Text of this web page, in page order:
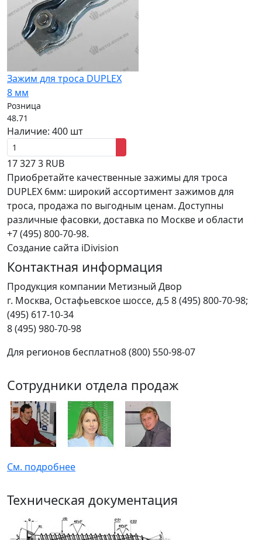
Зажим для троса DUPLEX
8 мм
Розница
48.71
Наличие: 400 шт
173273 RUB
Приобретайте качественные зажимы для троса
DUPLEX 6мм: широкий ассортимент зажимов для
троса, продажа по выгодным ценам. Доступны
различные фасовки, доставка по Москве и области
+7 (495) 800-70-98.
Создание сайта iDivision
Контактная информация
Продукция компании Метизный Двор
г. Москва, Остафьевское шоссе, д.58 (495) 800-70-98;
(495) 617-10-34
8 (495) 980-70-98
Для регионов бесплатно8 (800) 550-98-07
Сотрудники отдела продаж
См. подробнее
Техническая документация